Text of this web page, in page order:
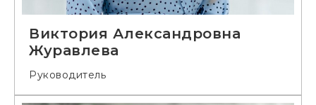
Виктория Александровна
Журавлева
Руководитель